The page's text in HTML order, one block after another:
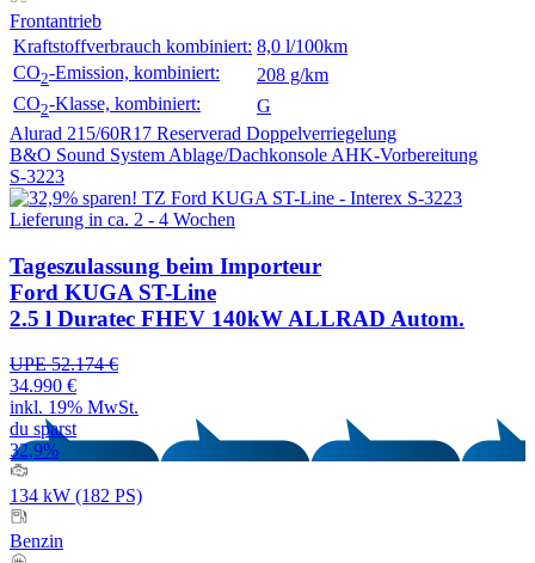
Frontantrieb
Kraftstoffverbrauch kombiniert: 8,0 l/100km
CO2-Emission, kombiniert:
208 g/km
CO2-Klasse, kombiniert:
G
Alurad 215/60R17 Reserverad Doppelverriegelung
B&O Sound System Ablage/Dachkonsole AHK-Vorbereitung
S-3223
Lieferung in ca. 2 - 4 Wochen
Tageszulassung beim Importeur
Ford KUGA ST-Line
2.5 l Duratec FHEV 140kW ALLRAD Autom.
UPE 52.174 €
34.990 €
inkl. 19% MwSt.
du sparst
32,9%
134 kW (182 PS)
Benzin